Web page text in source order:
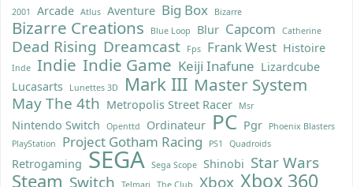
2001 Arcade Atlus Aventure Big Box Bizarre
Bizarre Creations Blue Loop Blur Capcom Catherine
Dead Rising Dreamcast Fps Frank West Histoire
Inde Indie Indie Game Keiji Inafune Lizardcube
Lucasarts
Lunettes 3D Mark III Master System
May The 4th Metropolis Street Racer Msr
Nintendo Switch Openttd Ordinateur PC Pgr
Phoenix Blasters
PlayStation
Project Gotham Racing PS1 Quadroids
Retrogaming SEGA Sega Scope Shinobi Star Wars
Steam Switch Telmari The Club Xbox Xbox 360